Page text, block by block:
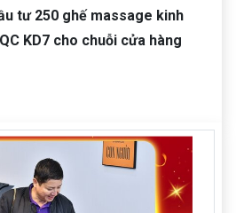
tư 250 ghế massage kinh
KD7 cho chuỗi cửa hàng